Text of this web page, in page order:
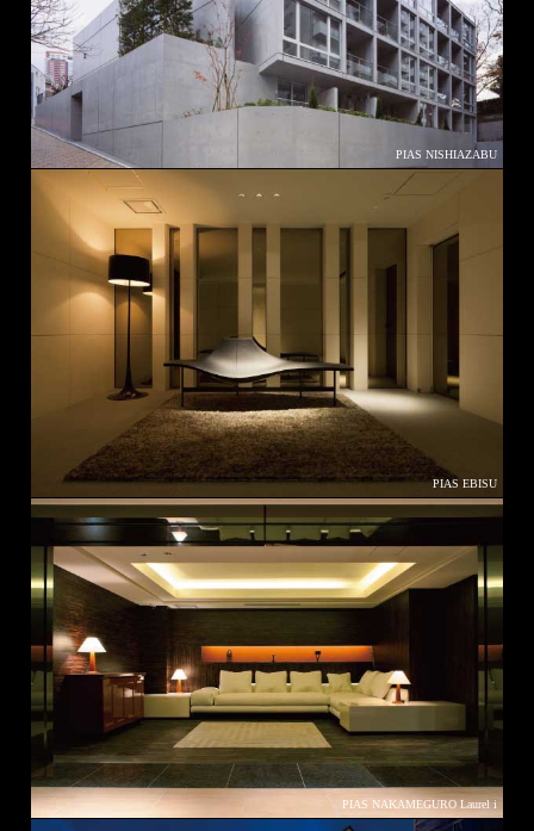
PIAS NISHIAZABU
PIAS EBISU
PIAS NAKAMEGURO Laurel i